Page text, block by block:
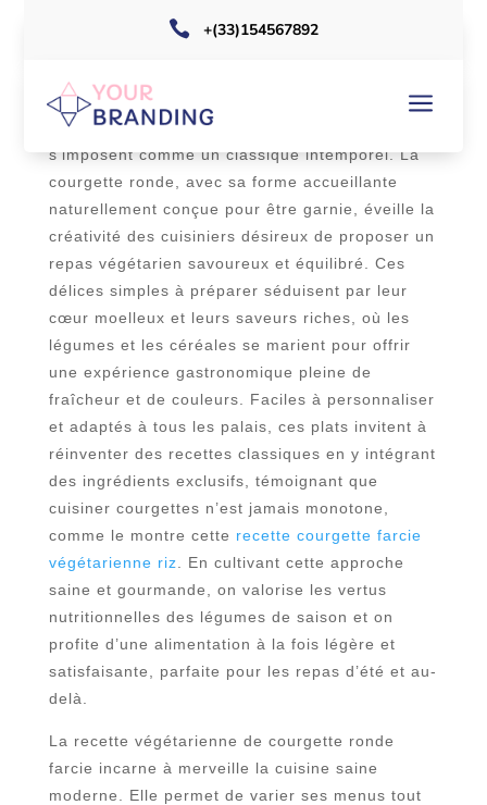
 +(33)154567892
a
Chaque saison estivale offre son lot de plaisirs
culinaires, et parmi eux, les légumes farcis
s’imposent comme un classique intemporel. La
courgette ronde, avec sa forme accueillante
naturellement conçue pour être garnie, éveille la
créativité des cuisiniers désireux de proposer un
repas végétarien savoureux et équilibré. Ces
délices simples à préparer séduisent par leur
cœur moelleux et leurs saveurs riches, où les
légumes et les céréales se marient pour offrir
une expérience gastronomique pleine de
fraîcheur et de couleurs. Faciles à personnaliser
et adaptés à tous les palais, ces plats invitent à
réinventer des recettes classiques en y intégrant
des ingrédients exclusifs, témoignant que
cuisiner courgettes n’est jamais monotone,
comme le montre cette recette courgette farcie
végétarienne riz . En cultivant cette approche
saine et gourmande, on valorise les vertus
nutritionnelles des légumes de saison et on
profite d’une alimentation à la fois légère et
satisfaisante, parfaite pour les repas d’été et au-
delà.
La recette végétarienne de courgette ronde
farcie incarne à merveille la cuisine saine
moderne. Elle permet de varier ses menus tout